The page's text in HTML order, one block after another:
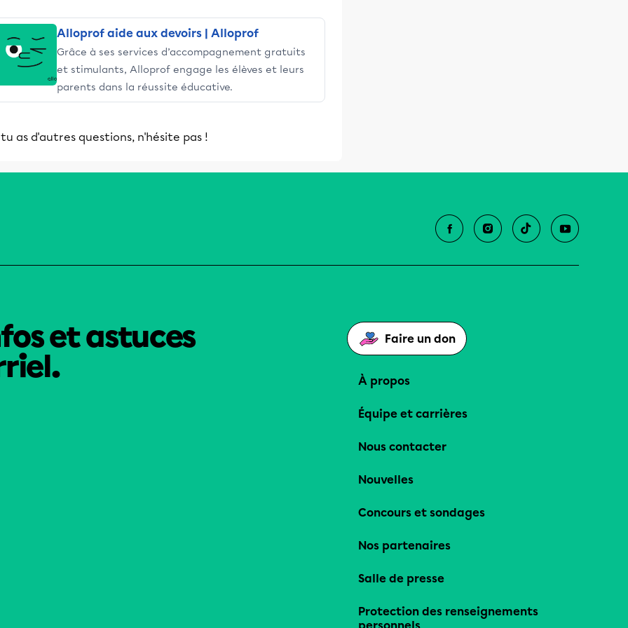
Alloprof aide aux devoirs | Alloprof
Grâce à ses services d’accompagnement gratuits
et stimulants, Alloprof engage les élèves et leurs
parents dans la réussite éducative.
tu as d'autres questions, n'hésite pas !
et astuces
Faire un don
À propos
Équipe et carrières
Nous contacter
Nouvelles
Concours et sondages
Nos partenaires
Salle de presse
Protection des renseignements